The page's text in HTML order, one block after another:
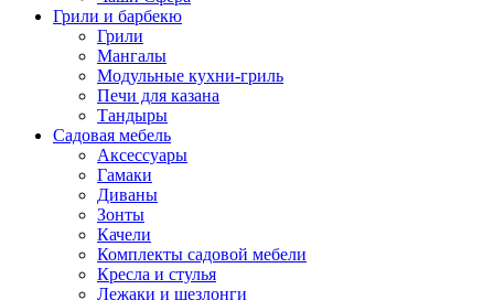
Грили и барбекю
Грили
Мангалы
Модульные кухни-гриль
Печи для казана
Тандыры
Садовая мебель
Аксессуары
Гамаки
Диваны
Зонты
Качели
Комплекты садовой мебели
Кресла и стулья
Лежаки и шезлонги